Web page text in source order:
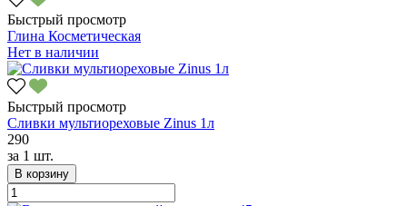
Быстрый просмотр
Глина Косметическая
Нет в наличии
Быстрый просмотр
Сливки мультиореховые Zinus 1л
290
за 1 шт.
В корзину